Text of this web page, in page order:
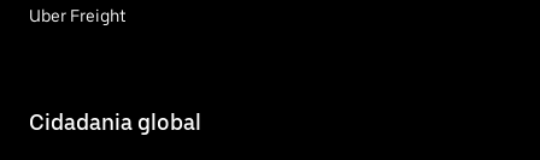
Uber Freight
Cidadania global